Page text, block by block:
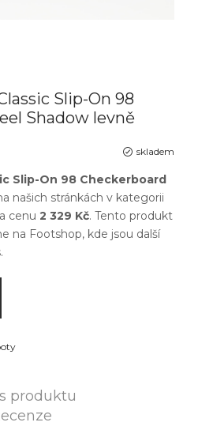
Slip-On 98
Shadow levně
skladem
Slip-On 98 Checkerboard
našich stránkách v kategorii
cenu 2 329 Kč. Tento produkt
na Footshop, kde jsou další
.
produktu